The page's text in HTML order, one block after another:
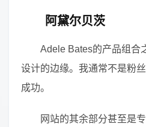
阿黛尔贝茨
Adele Bates的产品组合
设计的边缘。我通常不是粉
成功。
网站的其余部分甚至是